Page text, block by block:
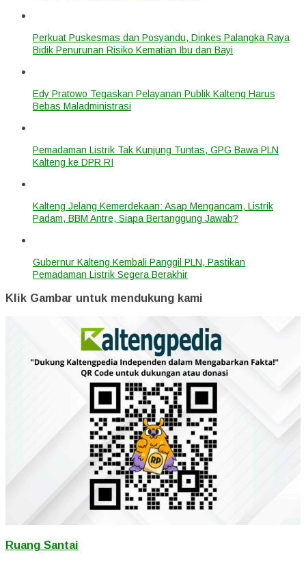
Perkuat Puskesmas dan Posyandu, Dinkes Palangka Raya
Bidik Penurunan Risiko Kematian Ibu dan Bayi
Edy Pratowo Tegaskan Pelayanan Publik Kalteng Harus
Bebas Maladministrasi
Pemadaman Listrik Tak Kunjung Tuntas, GPG Bawa PLN
Kalteng ke DPR RI
Kalteng Jelang Kemerdekaan: Asap Mengancam, Listrik
Padam, BBM Antre, Siapa Bertanggung Jawab?
Gubernur Kalteng Kembali Panggil PLN, Pastikan
Pemadaman Listrik Segera Berakhir
Klik Gambar untuk mendukung kami
Ruang Santai